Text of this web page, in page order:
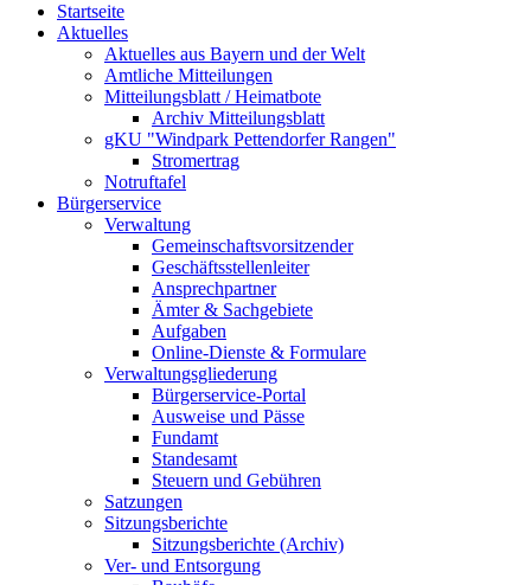
Startseite
Aktuelles
Aktuelles aus Bayern und der Welt
Amtliche Mitteilungen
Mitteilungsblatt / Heimatbote
Archiv Mitteilungsblatt
gKU "Windpark Pettendorfer Rangen"
Stromertrag
Notruftafel
Bürgerservice
Verwaltung
Gemeinschaftsvorsitzender
Geschäftsstellenleiter
Ansprechpartner
Ämter & Sachgebiete
Aufgaben
Online-Dienste & Formulare
Verwaltungsgliederung
Bürgerservice-Portal
Ausweise und Pässe
Fundamt
Standesamt
Steuern und Gebühren
Satzungen
Sitzungsberichte
Sitzungsberichte (Archiv)
Ver- und Entsorgung